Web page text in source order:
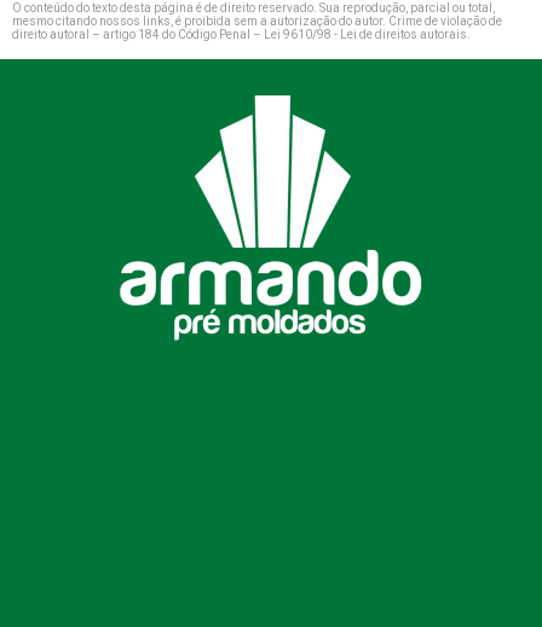
O conteúdo do texto desta página é de direito reservado. Sua reprodução, parcial ou total,
mesmo citando nossos links, é proibida sem a autorização do autor. Crime de violação de
direito autoral – artigo 184 do Código Penal – Lei 9610/98 - Lei de direitos autorais.